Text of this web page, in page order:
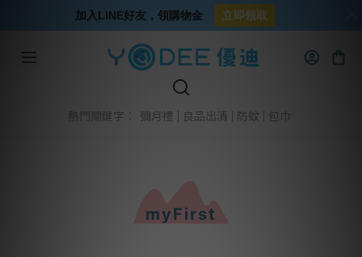
熱門關鍵字： 彌月禮 良品出清 防蚊 包巾
myFirst
加入LINE好友，領購物金 立即領取